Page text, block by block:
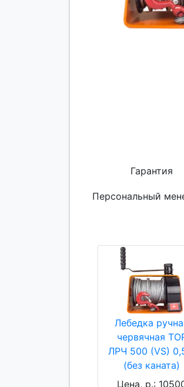
Гарантия
Персональный
Лебедка
червячная
ЛРЧ 500 (VS)
(без каната)
Цена, р.: